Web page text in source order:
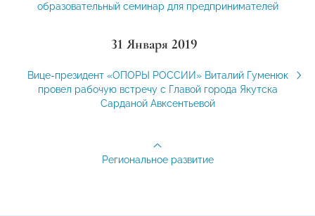
образовательный семинар для предпринимателей
31 Января 2019
Вице-президент «ОПОРЫ РОССИИ» Виталий Гуменюк
провел рабочую встречу с Главой города Якутска
Сарданой Авксентьевой
Региональное развитие